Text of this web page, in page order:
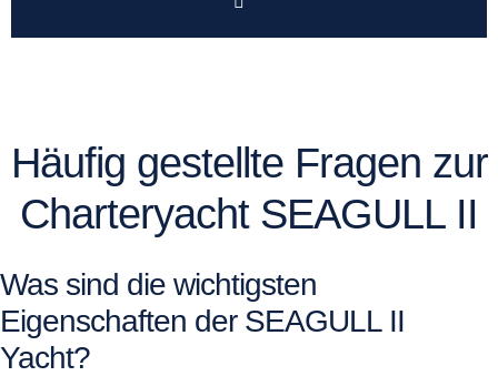
Häufig gestellte Fragen zur
Charteryacht SEAGULL II
Was sind die wichtigsten
Eigenschaften der SEAGULL II
Yacht?